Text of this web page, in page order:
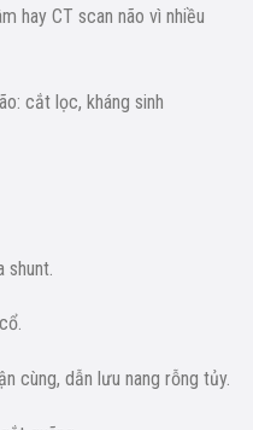
hay CT scan não vì nhiều
cắt lọc, kháng sinh
cùng, dẫn lưu nang rỗng tủy.